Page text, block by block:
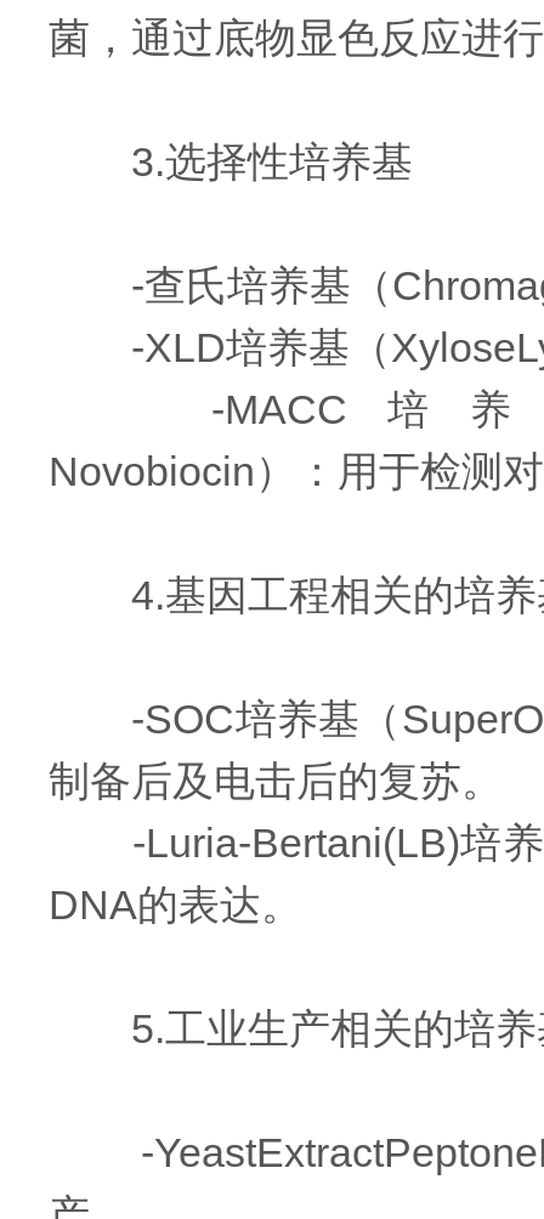
菌，通过底物显色反应进
3.选择性培养基
-查氏培养基（
-XLD培养基（
-MACC培养基（
Novobiocin）：用于检测
4.基因工程相关的培养
-SOC培养基（
制备后及电击后的复苏。
-Luria-Bertani(LB)培养
DNA的表达。
5.工业生产相关的培养
-